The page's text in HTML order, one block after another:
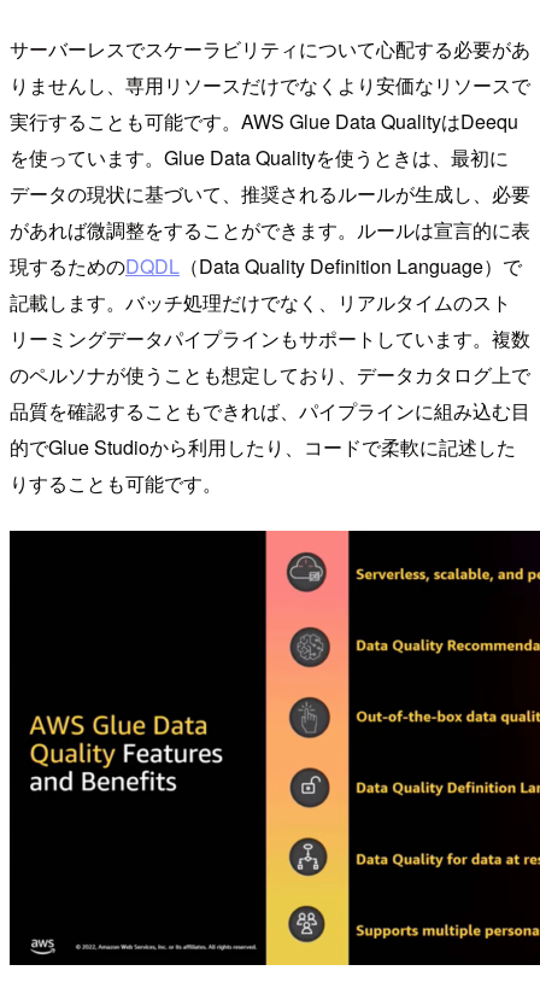
サーバーレスでスケーラビリティについて心配する必要があ
りませんし、専用リソースだけでなくより安価なリソースで
実行することも可能です。AWS Glue Data QualityはDeequ
を使っています。Glue Data Qualityを使うときは、最初に
データの現状に基づいて、推奨されるルールが生成し、必要
があれば微調整をすることができます。ルールは宣言的に表
現するためのDQDL （Data Quality Definition Language）で
記載します。バッチ処理だけでなく、リアルタイムのスト
リーミングデータパイプラインもサポートしています。複数
のペルソナが使うことも想定しており、データカタログ上で
品質を確認することもできれば、パイプラインに組み込む目
的でGlue Studioから利用したり、コードで柔軟に記述した
りすることも可能です。